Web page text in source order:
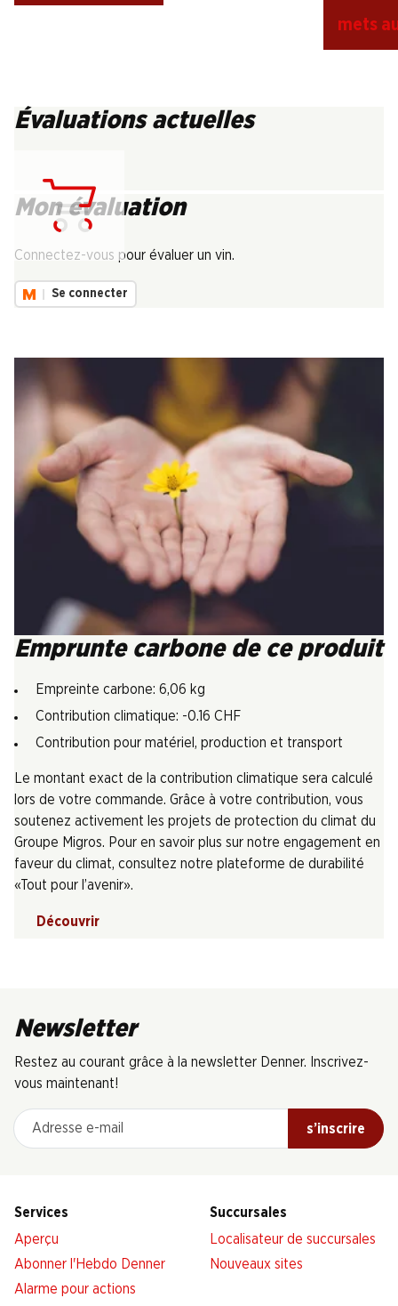
mets
Évaluations actuelles
Mon évaluation
Connectez-vous pour évaluer un vin.
Se connecter
Emprunte carbone de ce produit
Empreinte carbone: 6,06 kg
Contribution climatique: -0.16 CHF
Contribution pour matériel, production et transport
Le montant exact de la contribution climatique sera calculé
lors de votre commande. Grâce à votre contribution, vous
soutenez activement les projets de protection du climat du
Groupe Migros. Pour en savoir plus sur notre engagement en
faveur du climat, consultez notre plateforme de durabilité
«Tout pour l’avenir».
Découvrir
Newsletter
Restez au courant grâce à la newsletter Denner. Inscrivez-
vous maintenant!
Adresse e-mail
s’inscrire
Services
Aperçu
Abonner l'Hebdo Denner
Alarme pour actions
Succursales
Localisateur de succursales
Nouveaux sites